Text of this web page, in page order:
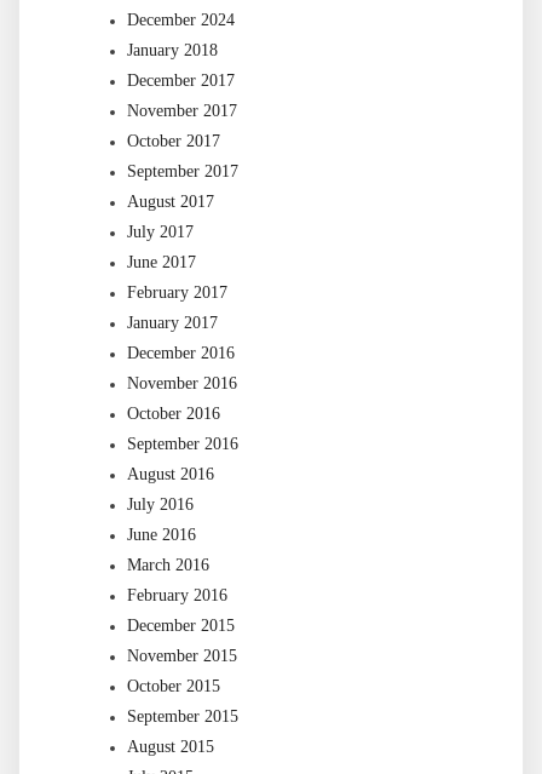
December 2024
January 2018
December 2017
November 2017
October 2017
September 2017
August 2017
July 2017
June 2017
February 2017
January 2017
December 2016
November 2016
October 2016
September 2016
August 2016
July 2016
June 2016
March 2016
February 2016
December 2015
November 2015
October 2015
September 2015
August 2015